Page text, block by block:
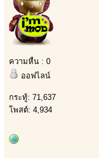
ความหื่น : 0
ออฟไลน์
กระทู้: 71,637
โพสต์: 4,934